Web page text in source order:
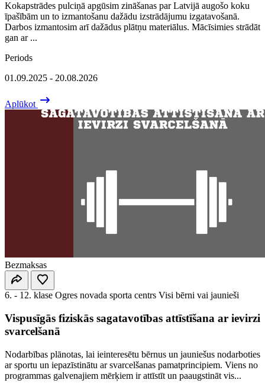
Kokapstrādes pulciņā apgūsim zināšanas par Latvijā augošo koku
īpašībām un to izmantošanu dažādu izstrādājumu izgatavošanā.
Darbos izmantosim arī dažādus plātņu materiālus. Mācīsimies strādāt
gan ar ...
Periods
01.09.2025 - 20.08.2026
Aplūkot
Bezmaksas
6. - 12. klase Ogres novada sporta centrs Visi bērni vai jaunieši
Vispusīgās fiziskās sagatavotības attīstīšana ar ievirzi
svarcelšanā
Nodarbības plānotas, lai ieinteresētu bērnus un jauniešus nodarboties
ar sportu un iepazīstinātu ar svarcelšanas pamatprincipiem. Viens no
programmas galvenajiem mērķiem ir attīstīt un paaugstināt vis...